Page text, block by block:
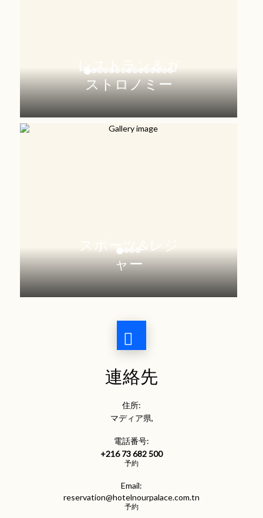
レストラン＆ガ
ストロノミー
スポーツ&レジ
ャー
連絡先
住所:
マディア県,
電話番号:
+216 73 682 500
予約
Email:
reservation@hotelnourpalace.com.tn
予約